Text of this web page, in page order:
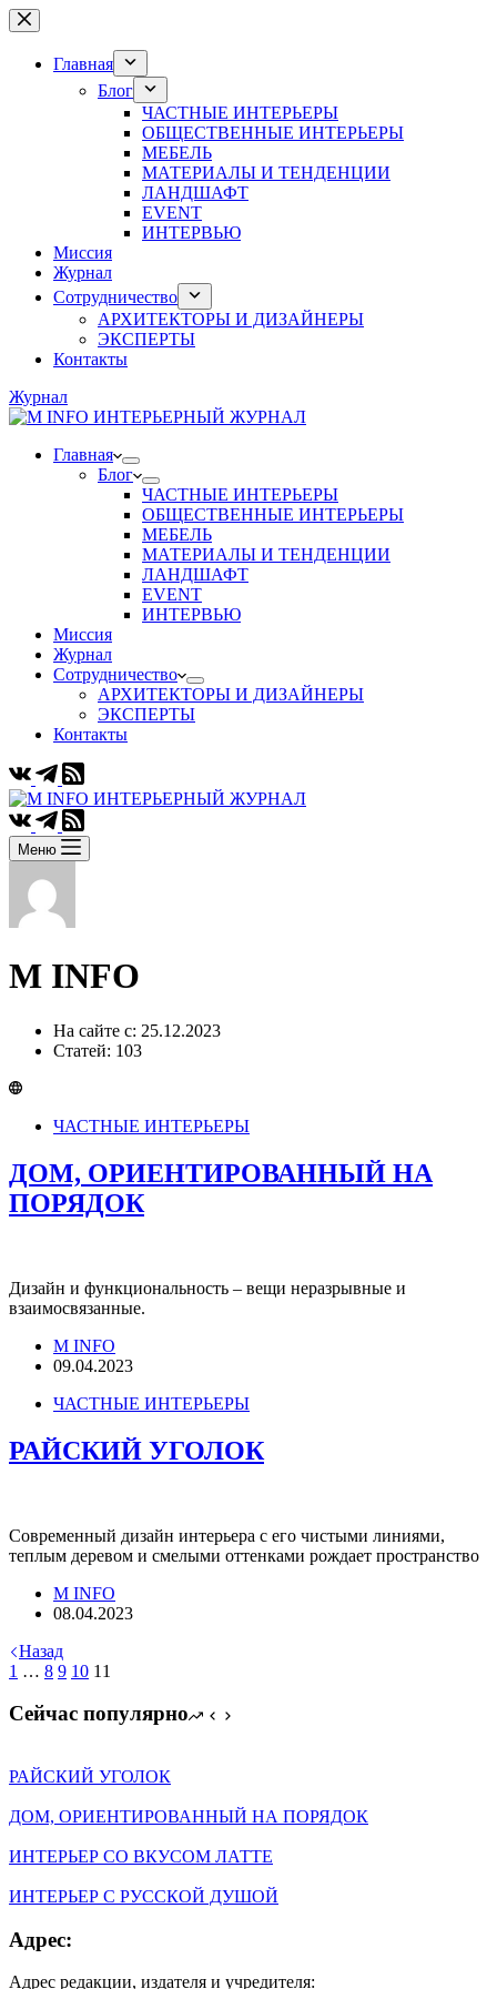
Перейти
к
Главная
Блог
ЧАСТНЫЕ ИНТЕРЬЕРЫ
ОБЩЕСТВЕННЫЕ ИНТЕРЬЕРЫ
МЕБЕЛЬ
МАТЕРИАЛЫ И ТЕНДЕНЦИИ
ЛАНДШАФТ
EVENT
ИНТЕРВЬЮ
Миссия
Журнал
Сотрудничество
АРХИТЕКТОРЫ И ДИЗАЙНЕРЫ
ЭКСПЕРТЫ
Контакты
Журнал
Главная
Блог
ЧАСТНЫЕ ИНТЕРЬЕРЫ
ОБЩЕСТВЕННЫЕ ИНТЕРЬЕРЫ
МЕБЕЛЬ
МАТЕРИАЛЫ И ТЕНДЕНЦИИ
ЛАНДШАФТ
EVENT
ИНТЕРВЬЮ
Миссия
Журнал
Сотрудничество
АРХИТЕКТОРЫ И ДИЗАЙНЕРЫ
ЭКСПЕРТЫ
Контакты
Меню
M INFO
На сайте с: 25.12.2023
Статей: 103
ЧАСТНЫЕ ИНТЕРЬЕРЫ
ДОМ, ОРИЕНТИРОВАННЫЙ НА
ПОРЯДОК
Дизайн и функциональность – вещи неразрывные и
взаимосвязанные.
M INFO
09.04.2023
ЧАСТНЫЕ ИНТЕРЬЕРЫ
РАЙСКИЙ УГОЛОК
Современный дизайн интерьера с его чистыми линиями,
теплым деревом и смелыми оттенками рождает пространство
M INFO
08.04.2023
Назад
1 … 8 9 10 11
Сейчас популярно
РАЙСКИЙ УГОЛОК
ДОМ, ОРИЕНТИРОВАННЫЙ НА ПОРЯДОК
ИНТЕРЬЕР СО ВКУСОМ ЛАТТЕ
ИНТЕРЬЕР С РУССКОЙ ДУШОЙ
Адрес:
Адрес редакции, издателя и учредителя: